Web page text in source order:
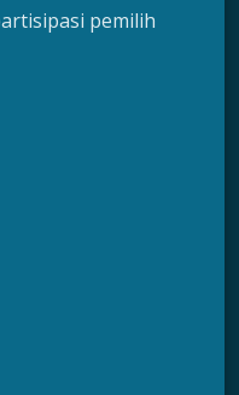
pemilih